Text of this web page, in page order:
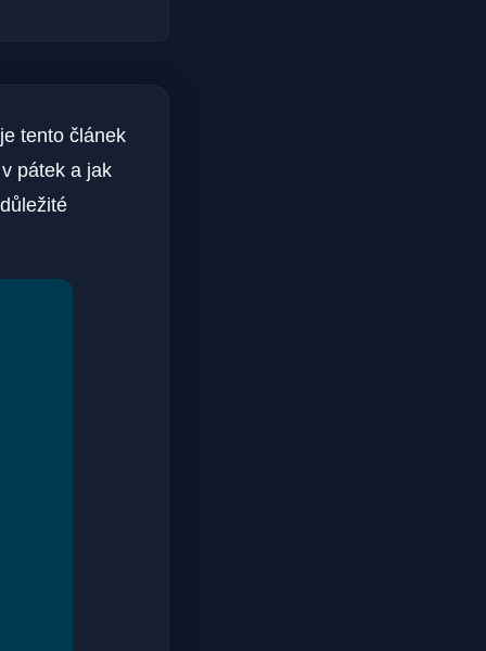
tento článek
pátek a jak